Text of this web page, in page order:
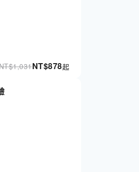
NT$878起
1,031